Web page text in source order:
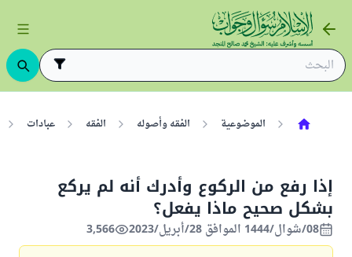
الموضوعية الفقه وأصوله الفقه عبادات
إذا رفع من الركوع وأدرك أنه لم يركع
بشكل صحيح ماذا يفعل؟
08/شوال/1444 الموافق 28/أبريل/2023 3,566